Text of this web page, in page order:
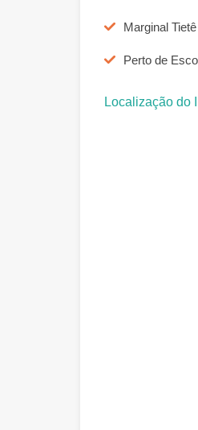
Marginal Tietê
Perto de
Localização do